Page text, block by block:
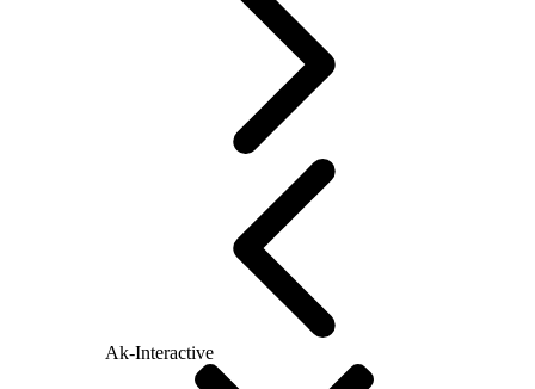
Ak-Interactive